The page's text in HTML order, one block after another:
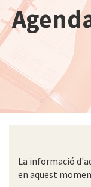
La informació
en aquest